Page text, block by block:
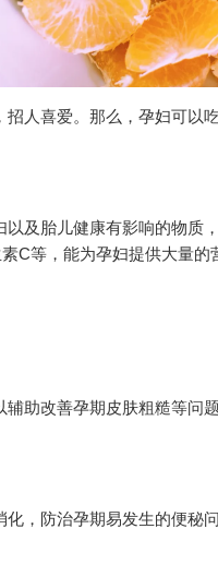
人喜爱。那么，孕妇可以
及胎儿健康有影响的物质
C等，能为孕妇提供大量
助改善孕期皮肤粗糙等问
，防治孕期易发生的便秘